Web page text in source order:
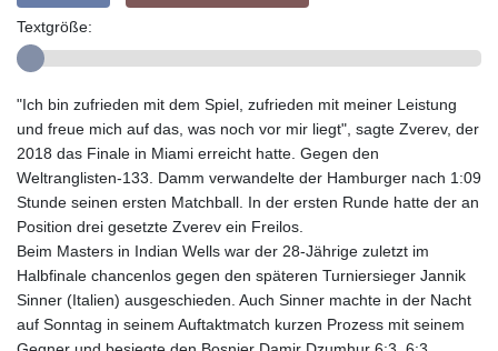
Textgröße:
"Ich bin zufrieden mit dem Spiel, zufrieden mit meiner Leistung
und freue mich auf das, was noch vor mir liegt", sagte Zverev, der
2018 das Finale in Miami erreicht hatte. Gegen den
Weltranglisten-133. Damm verwandelte der Hamburger nach 1:09
Stunde seinen ersten Matchball. In der ersten Runde hatte der an
Position drei gesetzte Zverev ein Freilos.
Beim Masters in Indian Wells war der 28-Jährige zuletzt im
Halbfinale chancenlos gegen den späteren Turniersieger Jannik
Sinner (Italien) ausgeschieden. Auch Sinner machte in der Nacht
auf Sonntag in seinem Auftaktmatch kurzen Prozess mit seinem